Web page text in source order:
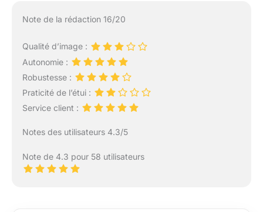
Note de la rédaction 16/20
Qualité d’image :
Autonomie :
Robustesse :
Praticité de l’étui :
Service client :
Notes des utilisateurs 4.3/5
Note de 4.3 pour 58 utilisateurs